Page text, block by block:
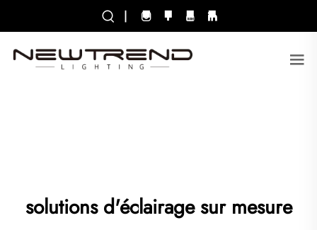
|
solutions d'éclairage sur mesure